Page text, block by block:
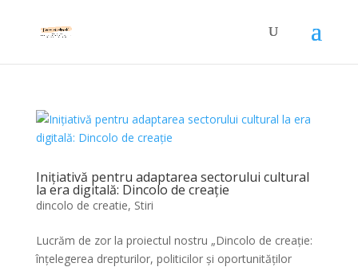
Inițiativă pentru adaptarea sectorului cultural
la era digitală: Dincolo de creație
dincolo de creatie, Stiri
Lucrăm de zor la proiectul nostru „Dincolo de creație:
înțelegerea drepturilor, politicilor și oportunităților